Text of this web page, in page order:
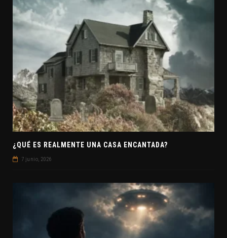
¿QUÉ ES REALMENTE UNA CASA ENCANTADA?
7 junio, 2026